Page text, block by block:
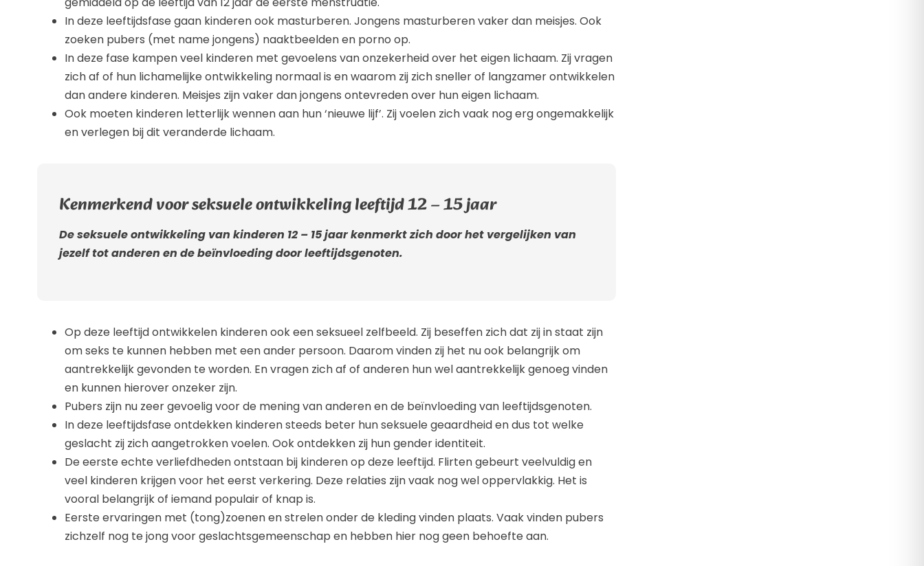
In deze leeftijdsfase gaan kinderen ook masturberen. Jongens masturberen vaker dan meisjes. Ook
zoeken pubers (met name jongens) naaktbeelden en porno op.
In deze fase kampen veel kinderen met gevoelens van onzekerheid over het eigen lichaam. Zij vragen
zich af of hun lichamelijke ontwikkeling normaal is en waarom zij zich sneller of langzamer ontwikkelen
dan andere kinderen. Meisjes zijn vaker dan jongens ontevreden over hun eigen lichaam.
Ook moeten kinderen letterlijk wennen aan hun ‘nieuwe lijf’. Zij voelen zich vaak nog erg ongemakkelijk
en verlegen bij dit veranderde lichaam.
Kenmerkend voor seksuele ontwikkeling leeftijd 12 – 15 jaar
De seksuele ontwikkeling van kinderen 12 – 15 jaar kenmerkt zich door het vergelijken van
jezelf tot anderen en de beïnvloeding door leeftijdsgenoten.
Op deze leeftijd ontwikkelen kinderen ook een seksueel zelfbeeld. Zij beseffen zich dat zij in staat zijn
om seks te kunnen hebben met een ander persoon. Daarom vinden zij het nu ook belangrijk om
aantrekkelijk gevonden te worden. En vragen zich af of anderen hun wel aantrekkelijk genoeg vinden
en kunnen hierover onzeker zijn.
Pubers zijn nu zeer gevoelig voor de mening van anderen en de beïnvloeding van leeftijdsgenoten.
In deze leeftijdsfase ontdekken kinderen steeds beter hun seksuele geaardheid en dus tot welke
geslacht zij zich aangetrokken voelen. Ook ontdekken zij hun gender identiteit.
De eerste echte verliefdheden ontstaan bij kinderen op deze leeftijd. Flirten gebeurt veelvuldig en
veel kinderen krijgen voor het eerst verkering. Deze relaties zijn vaak nog wel oppervlakkig. Het is
vooral belangrijk of iemand populair of knap is.
Eerste ervaringen met (tong)zoenen en strelen onder de kleding vinden plaats. Vaak vinden pubers
zichzelf nog te jong voor geslachtsgemeenschap en hebben hier nog geen behoefte aan.